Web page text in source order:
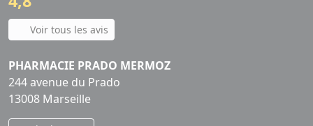
Voir tous les avis
PHARMACIE PRADO MERMOZ
244 avenue du Prado
13008 Marseille